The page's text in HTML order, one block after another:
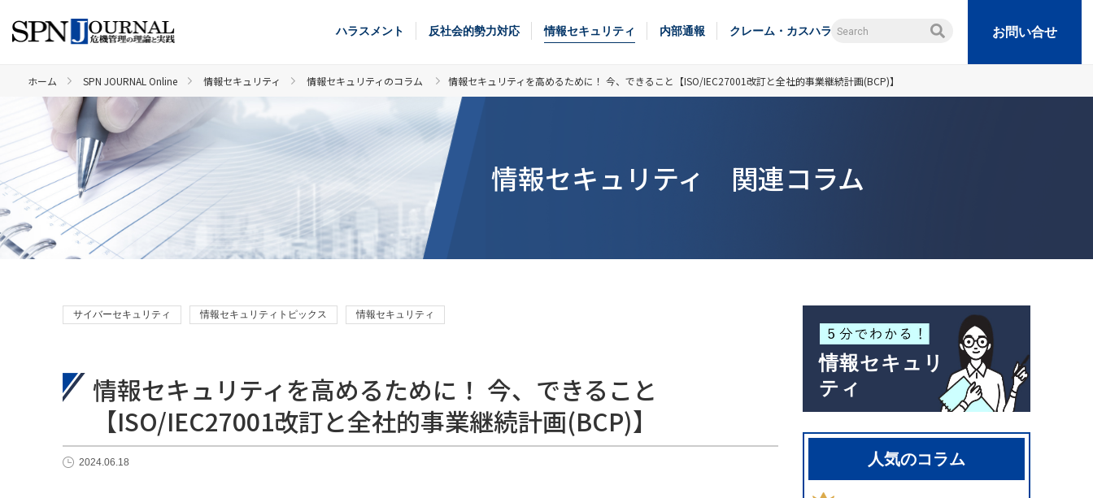
ハラスメント 反社会的勢力対応 情報セキュリティ 内部通報 クレーム・カスハラ お問い合せ
ホーム SPN JOURNAL Online 情報セキュリティ 情報セキュリティのコラム 情報セキュリティを高めるために！ 今、できること【ISO/IEC27001改訂と全社的事業継続計画(BCP)】
情報セキュリティ 関連コラム
サイバーセキュリティ 情報セキュリティトピックス 情報セキュリティ
情報セキュリティを高めるために！ 今、できること
【ISO/IEC27001改訂と全社的事業継続計画(BCP)】
2024.06.18
情報セキュリ
ティ
人気のコラム